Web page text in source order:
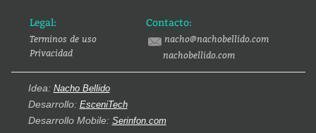
Legal:
Terminos de uso
Privacidad
Contacto:
nacho@nachobellido.com
nachobellido.com
Idea: Nacho Bellido
Desarrollo: EsceniTech
Desarrollo Mobile: Serinfon.com